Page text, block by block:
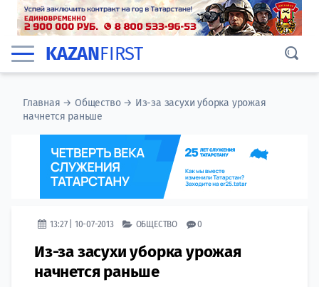
KAZANFIRST
Главная →Общество→ Из-за засухи уборка урожая
начнется раньше
13:27 | 10-07-2013 ОБЩЕСТВО 0
Из-за засухи уборка урожая
начнется раньше